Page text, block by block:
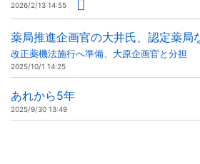
2026/2/13 14:55
薬局推進企画官の大井氏、認定薬局
改正薬機法施行へ準備、大原企画官と分担
2025/10/1 14:25
あれから5年
2025/9/30 13:49